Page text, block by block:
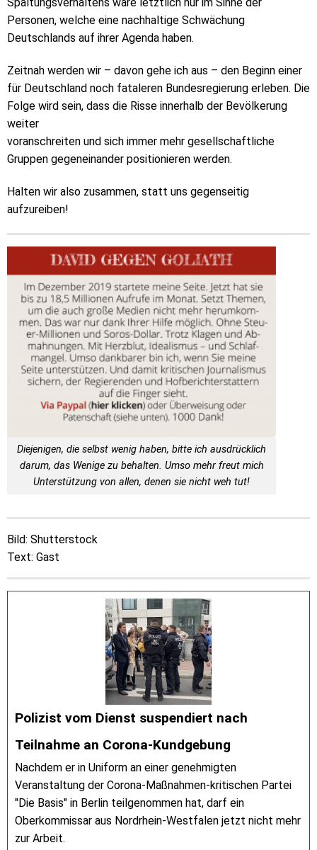
Personen, welche eine nachhaltige Schwächung
Deutschlands auf ihrer Agenda haben.
Zeitnah werden wir – davon gehe ich aus – den Beginn einer
für Deutschland noch fataleren Bundesregierung erleben. Die
Folge wird sein, dass die Risse innerhalb der Bevölkerung
weiter
voranschreiten und sich immer mehr gesellschaftliche
Gruppen gegeneinander positionieren werden.
Halten wir also zusammen, statt uns gegenseitig
aufzureiben!
Diejenigen, die selbst wenig haben, bitte ich ausdrücklich
darum, das Wenige zu behalten. Umso mehr freut mich
Unterstützung von allen, denen sie nicht weh tut!
Bild: Shutterstock
Text: Gast
Polizist vom Dienst suspendiert nach
Teilnahme an Corona-Kundgebung
Nachdem er in Uniform an einer genehmigten
Veranstaltung der Corona-Maßnahmen-kritischen Partei
"Die Basis" in Berlin teilgenommen hat, darf ein
Oberkommissar aus Nordrhein-Westfalen jetzt nicht mehr
zur Arbeit.